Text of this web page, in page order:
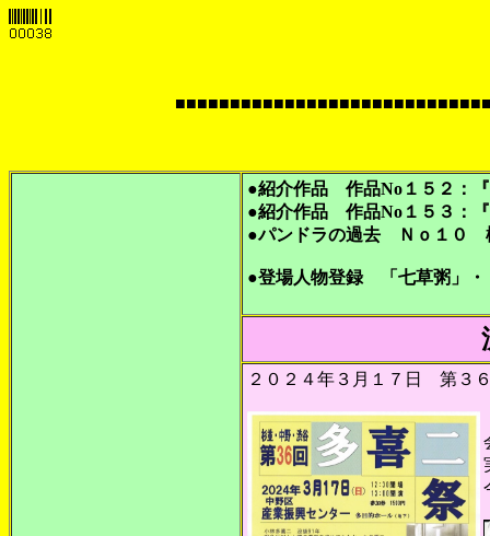
●紹介作品 作品No１５２：
●紹介作品 作品No１５３：
●パンドラの過去 Ｎｏ１０
●登場人物登録 「七草粥」・
２０２４年３月１７日 第３